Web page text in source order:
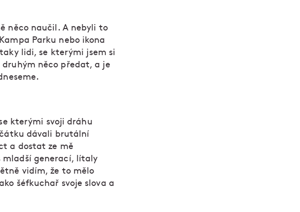
něco naučil. A nebyli to
Parku nebo ikona
lidi, se kterými jsem si
druhým něco předat, a je
kterými svoji dráhu
dávali brutální
a dostat ze mě
mladší generací, lítaly
vidím, že to mělo
šéfkuchař svoje slova a